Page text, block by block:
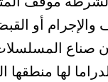
والإجرام أو
صناع
لها منطقها